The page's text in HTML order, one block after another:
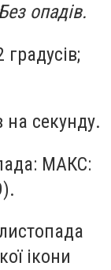
опадів.
на секунду.
МАКС:
ікони